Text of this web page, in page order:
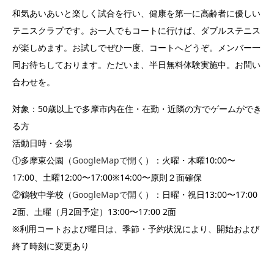
和気あいあいと楽しく試合を行い、健康を第一に高齢者に優しい
テニスクラブです。お一人でもコートに行けば、ダブルステニス
が楽しめます。お試しでぜひ一度、コートへどうぞ。メンバー一
同お待ちしております。ただいま、半日無料体験実施中。お問い
合わせを。
対象：50歳以上で多摩市内在住・在勤・近隣の方でゲームができ
る方
活動日時・会場
①多摩東公園（GoogleMapで開く ）：火曜・木曜10:00〜
17:00、土曜12:00〜17:00※14:00〜原則２面確保
②鶴牧中学校（GoogleMapで開く ）：日曜・祝日13:00〜17:00
2面、土曜（月2回予定）13:00〜17:00 2面
※利用コートおよび曜日は、季節・予約状況により、開始および
終了時刻に変更あり